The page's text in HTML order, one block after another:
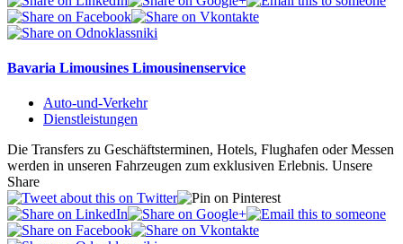
Bavaria Limousines Limousinenservice
Auto-und-Verkehr
Dienstleistungen
Die Transfers zu Geschäftsterminen, Hotels, Flughafen oder Messen
werden in unseren Fahrzeugen zum exklusiven Erlebnis. Unsere
Share